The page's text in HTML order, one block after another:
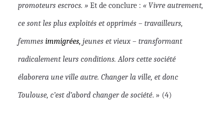
promoteurs escrocs. » Et de conclure : « Vivre autrement,
ce sont les plus exploités et opprimés – travailleurs,
femmes immigrées, jeunes et vieux – transformant
radicalement leurs conditions. Alors cette société
élaborera une ville autre. Changer la ville, et donc
Toulouse, c’est d’abord changer de société. » (4)